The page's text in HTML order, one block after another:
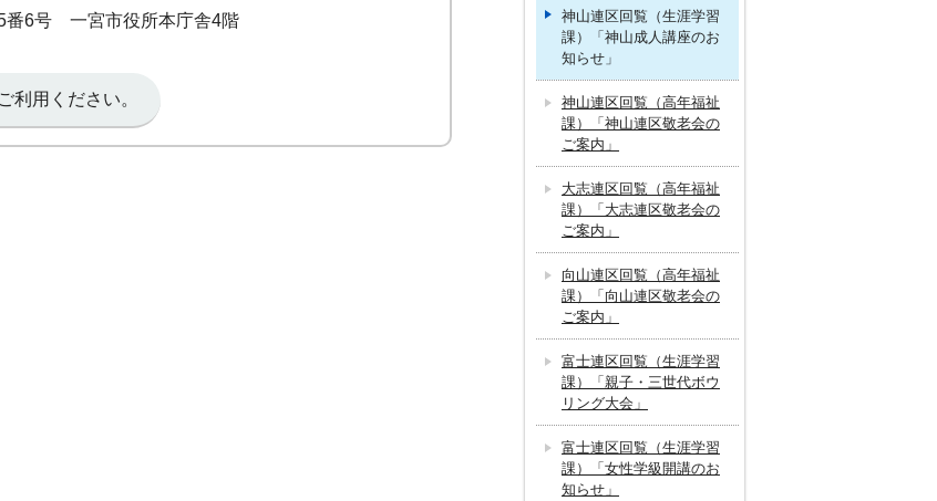
番6号 一宮市役所本庁舎4階
利用ください。
神山連区回覧（生涯学習
課）「神山成人講座のお
知らせ」
神山連区回覧（高年福祉
課）「神山連区敬老会の
ご案内」
大志連区回覧（高年福祉
課）「大志連区敬老会の
ご案内」
向山連区回覧（高年福祉
課）「向山連区敬老会の
ご案内」
富士連区回覧（生涯学習
課）「親子・三世代ボウ
リング大会」
富士連区回覧（生涯学習
課）「女性学級開講のお
知らせ」